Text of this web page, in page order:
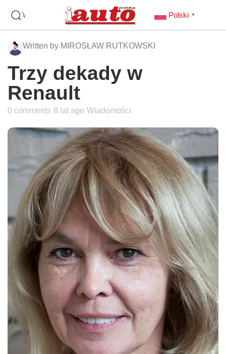
Wyszukaj Polski ▼
Written by MIROSŁAW RUTKOWSKI
Trzy dekady w
Renault
0 comments 8 lat ago Wiadomości